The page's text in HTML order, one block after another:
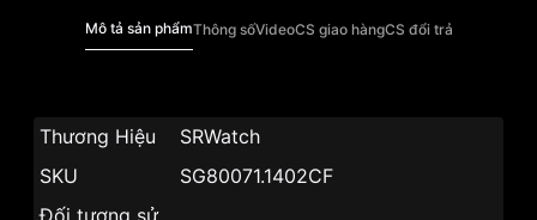
Mô tả sản phẩmThông sốVideoCS giao hàngCS đổi trả
Thương Hiệu
SRWatch
SKU
SG80071.1402CF